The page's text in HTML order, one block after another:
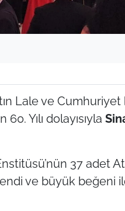
Lale ve
Yılı dolayısıyla
37 adet
ve büyük beğeni